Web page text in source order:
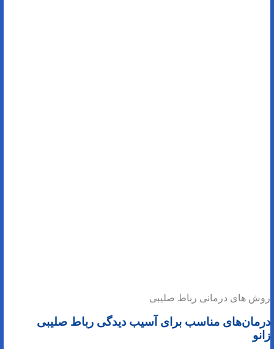
روش های درمانی رباط صلیبی
درمان‌های مناسب برای آسیب دیدگی رباط صلیبی
زانو